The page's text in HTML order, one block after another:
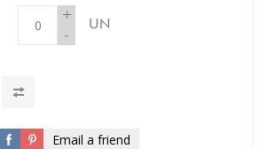
+
-
UN
Email a friend